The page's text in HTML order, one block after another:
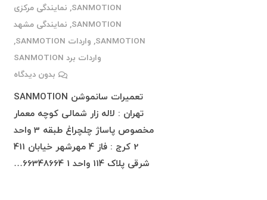
SANMOTION
, نمایندگی مرکزی
SANMOTION
, نمایندگی مشهد
SANMOTION
, واردات SANMOTION
,
واردات برد SANMOTION
بدون دیدگاه
تعمیرات سانموشن SANMOTION
تهران : لاله زار شمالی کوچه معمار
مخصوص پاساژ چلچراغ طبقه 3 واحد
2 کرج : فاز 4 مهرشهر خیابان 411
شرقی پلاک 114 واحد 1 66348664…